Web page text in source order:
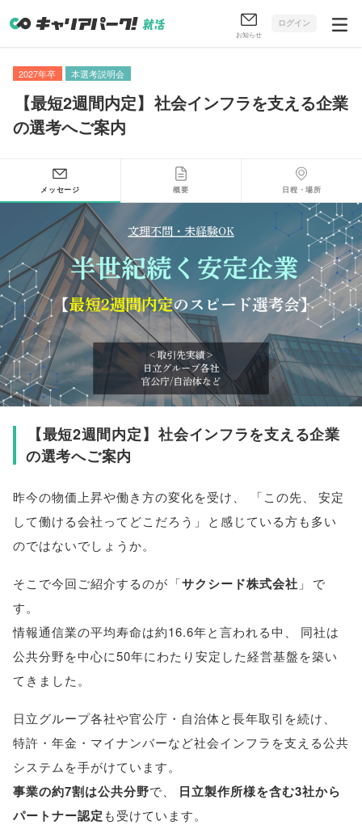
お知らせ
ログイン
2027年卒 本選考説明会
【最短2週間内定】 社会インフラを支える企業
の選考へご案内
メッセージ 概要 日程・場所
【最短2週間内定】 社会インフラを支える企業
の選考へご案内
昨今の物価上昇や働き方の変化を受け 「この先
安定
して働ける会社ってどこだろう 」
と感じている方も多い
のではないでしょうか。
そこで今回ご紹介するのが 「サクシード株式会社 」
で
す。
情報通信業の平均寿命は約16.6年と言われる中
同社は
公共分野を中心に50年にわたり安定した経営基盤を築い
てきました 。
日立グループ各社や官公庁・自治体と長年取引を続け
特許・年金・マイナンバーなど社会インフラを支える公共
システムを手がけています。
事業の約7割は公共分野で
日立製作所様を含む3社から
パートナー認定 も受けています。